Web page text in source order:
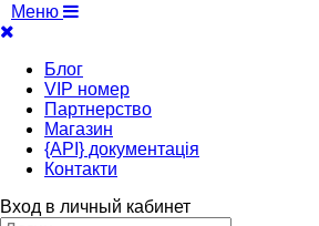
Меню
Блог
VIP номер
Партнерство
Магазин
{API} документація
Контакти
Вход в личный кабинет